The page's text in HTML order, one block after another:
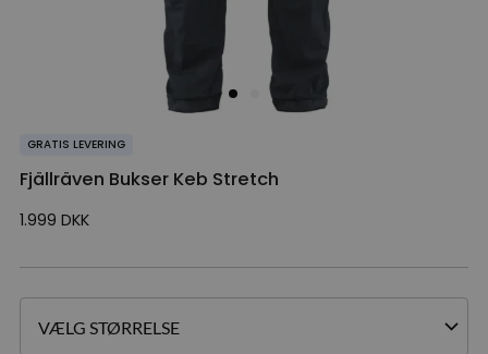
GRATIS LEVERING
Fjällräven Bukser Keb Stretch
1.999 DKK